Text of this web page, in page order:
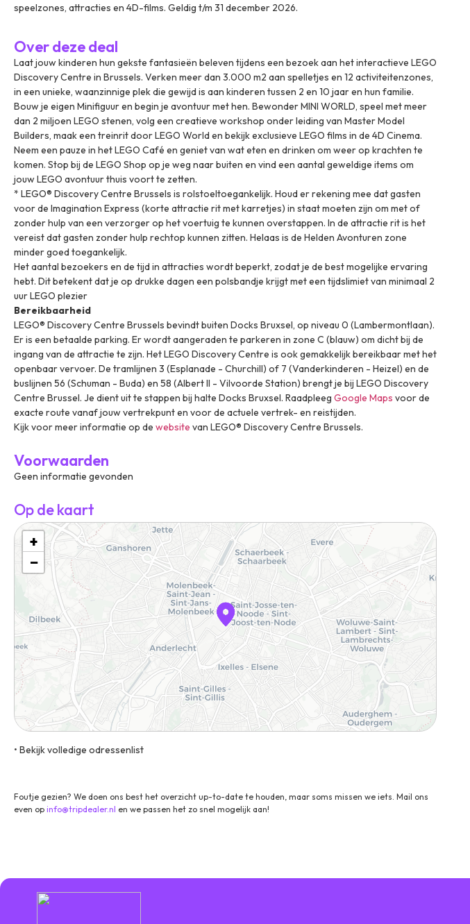
speelzones, attracties en 4D-films. Geldig t/m 31 december 2026.
Over deze deal
Laat jouw kinderen hun gekste fantasieën beleven tijdens een bezoek aan het interactieve LEGO
Discovery Centre in Brussels. Verken meer dan 3.000 m2 aan spelletjes en 12 activiteitenzones,
in een unieke, waanzinnige plek die gewijd is aan kinderen tussen 2 en 10 jaar en hun familie.
Bouw je eigen Minifiguur en begin je avontuur met hen. Bewonder MINI WORLD, speel met meer
dan 2 miljoen LEGO stenen, volg een creatieve workshop onder leiding van Master Model
Builders, maak een treinrit door LEGO World en bekijk exclusieve LEGO films in de 4D Cinema.
Neem een pauze in het LEGO Café en geniet van wat eten en drinken om weer op krachten te
komen. Stop bij de LEGO Shop op je weg naar buiten en vind een aantal geweldige items om
jouw LEGO avontuur thuis voort te zetten.
* LEGO® Discovery Centre Brussels is rolstoeltoegankelijk. Houd er rekening mee dat gasten
voor de Imagination Express (korte attractie rit met karretjes) in staat moeten zijn om met of
zonder hulp van een verzorger op het voertuig te kunnen overstappen. In de attractie rit is het
vereist dat gasten zonder hulp rechtop kunnen zitten. Helaas is de Helden Avonturen zone
minder goed toegankelijk.
Het aantal bezoekers en de tijd in attracties wordt beperkt, zodat je de best mogelijke ervaring
hebt. Dit betekent dat je op drukke dagen een polsbandje krijgt met een tijdslimiet van minimaal 2
uur LEGO plezier
Bereikbaarheid
LEGO® Discovery Centre Brussels bevindt buiten Docks Bruxsel, op niveau 0 (Lambermontlaan).
Er is een betaalde parking. Er wordt aangeraden te parkeren in zone C (blauw) om dicht bij de
ingang van de attractie te zijn. Het LEGO Discovery Centre is ook gemakkelijk bereikbaar met het
openbaar vervoer. De tramlijnen 3 (Esplanade - Churchill) of 7 (Vanderkinderen - Heizel) en de
buslijnen 56 (Schuman - Buda) en 58 (Albert II - Vilvoorde Station) brengt je bij LEGO Discovery
Centre Brussel. Je dient uit te stappen bij halte Docks Bruxsel. Raadpleeg Google Maps voor de
exacte route vanaf jouw vertrekpunt en voor de actuele vertrek- en reistijden.
Kijk voor meer informatie op de website van LEGO® Discovery Centre Brussels.
Voorwaarden
Geen informatie gevonden
Op de kaart
+
−
• Bekijk volledige odressenlist
Foutje gezien? We doen ons best het overzicht up-to-date te houden, maar soms missen we iets. Mail ons
even op info@tripdealer.nl en we passen het zo snel mogelijk aan!